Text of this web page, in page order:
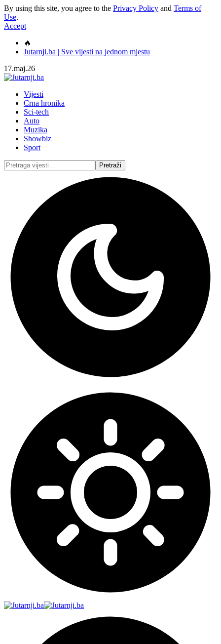
By using this site, you agree to the Privacy Policy and Terms of
Use.
Accept
🔥
Jutarnji.ba | Sve vijesti na jednom mjestu
17.maj.26
Vijesti
Crna hronika
Sci-tech
Auto
Muzika
Showbiz
Sport